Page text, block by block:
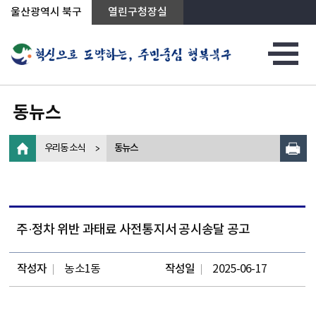
상단메뉴로 바로가기
전체메뉴로 바로가기
왼쪽메뉴로 바로가기
본문으로 바로가기
울산광역시 북구 열린구청장실
동뉴스
우리동 소식 동뉴스
주·정차 위반 과태료 사전통지서 공시송달 공고
작성자 농소1동 작성일 2025-06-17